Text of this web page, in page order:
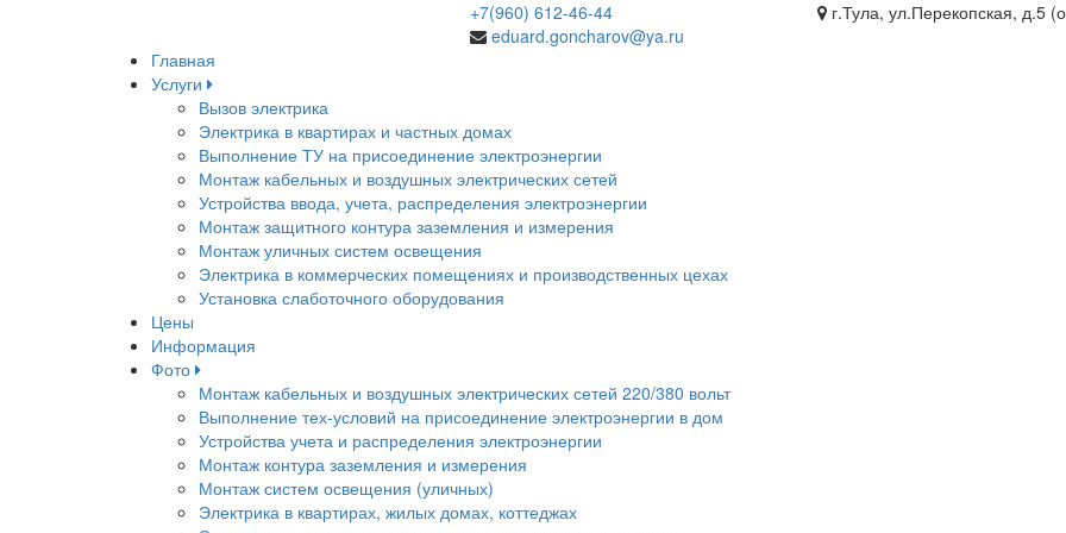
+7(960) 612-46-44
eduard.goncharov@ya.ru
г.Тула, ул.Перекопская, д.5
Главная
Услуги
Вызов электрика
Электрика в квартирах и частных домах
Выполнение ТУ на присоединение электроэнергии
Монтаж кабельных и воздушных электрических сетей
Устройства ввода, учета, распределения электроэнергии
Монтаж защитного контура заземления и измерения
Монтаж уличных систем освещения
Электрика в коммерческих помещениях и производственных цехах
Установка слаботочного оборудования
Цены
Информация
Фото
Монтаж кабельных и воздушных электрических сетей 220/380 вольт
Выполнение тех-условий на присоединение электроэнергии в дом
Устройства учета и распределения электроэнергии
Монтаж контура заземления и измерения
Монтаж систем освещения (уличных)
Электрика в квартирах, жилых домах, коттеджах